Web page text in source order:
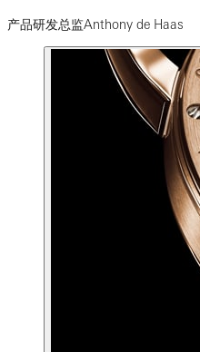
产品研发总监Anthony de Haas